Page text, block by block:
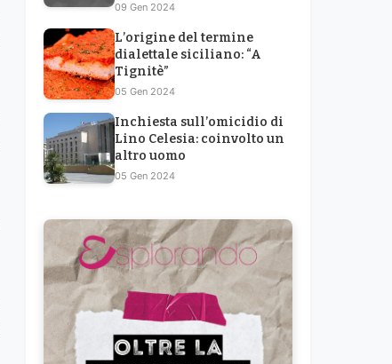
09 Gen 2024
L’origine del termine
dialettale siciliano: “A
Tignitè”
05 Gen 2024
Inchiesta sull’omicidio di
Lino Celesia: coinvolto un
altro uomo
05 Gen 2024